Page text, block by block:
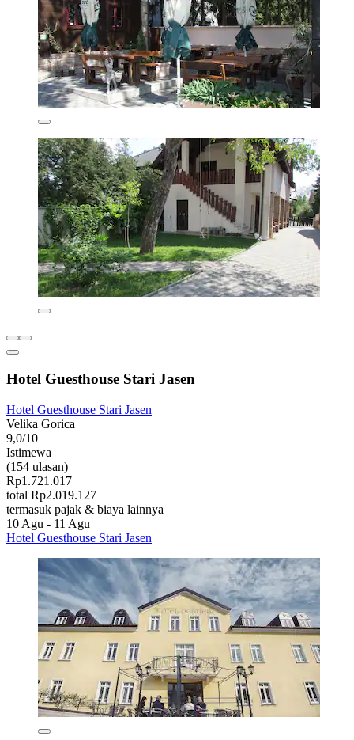
Hotel Guesthouse Stari Jasen
Hotel Guesthouse Stari Jasen
Velika Gorica
9,0/10
Istimewa
(154 ulasan)
Rp1.721.017
total Rp2.019.127
termasuk pajak & biaya lainnya
10 Agu - 11 Agu
Hotel Guesthouse Stari Jasen